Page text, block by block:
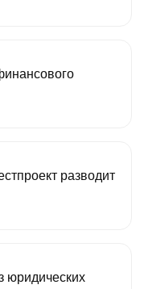
разводит
юридических